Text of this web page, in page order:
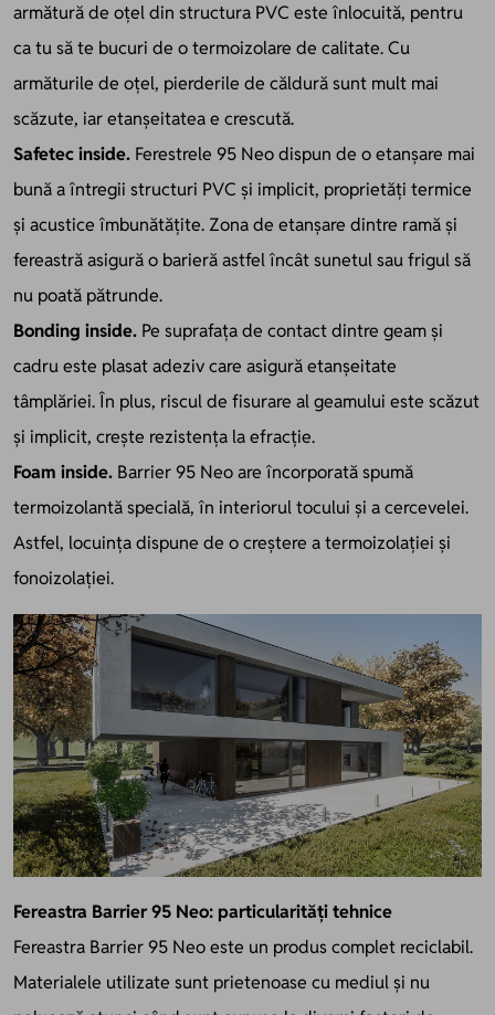
armătură de oțel din structura PVC este înlocuită, pentru
ca tu să te bucuri de o termoizolare de calitate. Cu
armăturile de oțel, pierderile de căldură sunt mult mai
scăzute, iar etanșeitatea e crescută.
Safetec inside. Ferestrele 95 Neo dispun de o etanșare mai
bună a întregii structuri PVC și implicit, proprietăți termice
și acustice îmbunătățite. Zona de etanșare dintre ramă și
fereastră asigură o barieră astfel încât sunetul sau frigul să
nu poată pătrunde.
Bonding inside. Pe suprafața de contact dintre geam și
cadru este plasat adeziv care asigură etanșeitate
tâmplăriei. În plus, riscul de fisurare al geamului este scăzut
și implicit, crește rezistența la efracție.
Foam inside. Barrier 95 Neo are încorporată spumă
termoizolantă specială, în interiorul tocului și a cercevelei.
Astfel, locuința dispune de o creștere a termoizolației și
fonoizolației.
Fereastra Barrier 95 Neo: particularități tehnice
Fereastra Barrier 95 Neo este un produs complet reciclabil.
Materialele utilizate sunt prietenoase cu mediul și nu